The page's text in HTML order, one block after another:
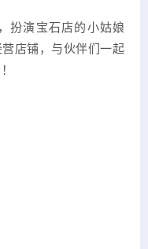
扮演宝石店的小姑娘
店铺，与伙伴们一起